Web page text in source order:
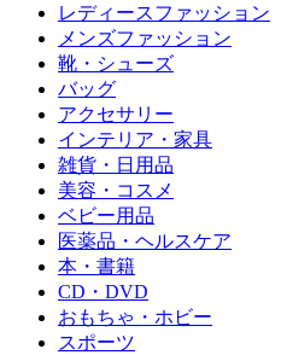
レディースファッション
メンズファッション
靴・シューズ
バッグ
アクセサリー
インテリア・家具
雑貨・日用品
美容・コスメ
ベビー用品
医薬品・ヘルスケア
本・書籍
CD・DVD
おもちゃ・ホビー
スポーツ